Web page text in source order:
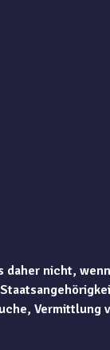
daher nicht,
Vermittlung